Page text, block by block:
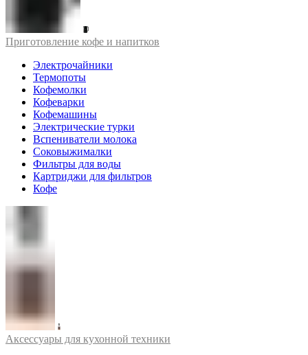
Приготовление кофе и напитков
Электрочайники
Термопоты
Кофемолки
Кофеварки
Кофемашины
Электрические турки
Вспениватели молока
Соковыжималки
Фильтры для воды
Картриджи для фильтров
Кофе
Аксессуары для кухонной техники